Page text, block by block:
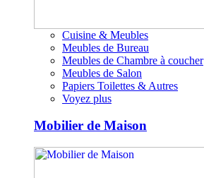
Cuisine & Meubles
Meubles de Bureau
Meubles de Chambre à coucher
Meubles de Salon
Papiers Toilettes & Autres
Voyez plus
Mobilier de Maison